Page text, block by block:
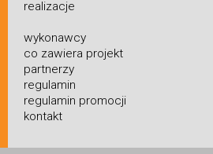
realizacje
wykonawcy
co zawiera projekt
partnerzy
regulamin
regulamin promocji
kontakt